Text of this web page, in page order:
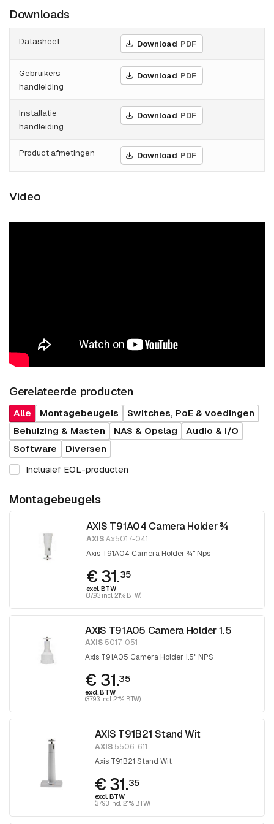
Downloads
Datasheet Download PDF
Gebruikers
handleiding
Download PDF
Installatie
handleiding
Download PDF
Product afmetingen Download PDF
Video
Gerelateerde producten
Alle Montagebeugels
Switches, PoE & voedingen
Behuizing & Masten
NAS & Opslag
Audio & I/O
Software
Diversen
Inclusief EOL-producten
Montagebeugels
AXIS T91A04 Camera Holder ¾
AXISAx5017-041
Axis T91A04 Camera Holder ¾" Nps
€ 31.35
excl. BTW
(37.93 incl. 21% BTW)
AXIS T91A05 Camera Holder 1.5
AXIS 5017-051
Axis T91A05 Camera Holder 1.5" NPS
€ 31.35
excl. BTW
(37.93 incl. 21% BTW)
AXIS T91B21 Stand Wit
AXIS5506-611
Axis T91B21 Stand Wit
€ 31.35
excl. BTW
(37.93 incl. 21% BTW)